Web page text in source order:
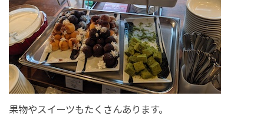
果物やスイーツもたくさんあります。